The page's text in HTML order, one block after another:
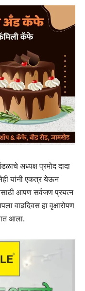
अध्यक्ष प्रमोद दादा
यांनी एकत्र येऊन
आपण सर्वजण प्रयत्न
वाढदिवस हा वृक्षारोपण
आला.